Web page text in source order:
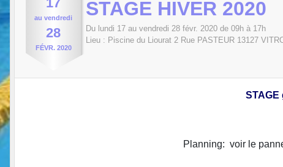
au vendredi
28
FÉVR. 2020
STAGE HIVER 2020
Du lundi 17 au vendredi 28 févr. 2020 de 09h à 17h
Lieu : Piscine du Liourat 2 Rue PASTEUR 13127
Planning: voir le